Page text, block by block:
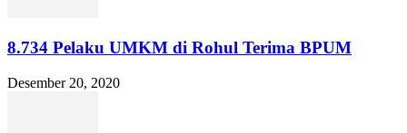
8.734 Pelaku UMKM di Rohul Terima BPUM
Desember 20, 2020